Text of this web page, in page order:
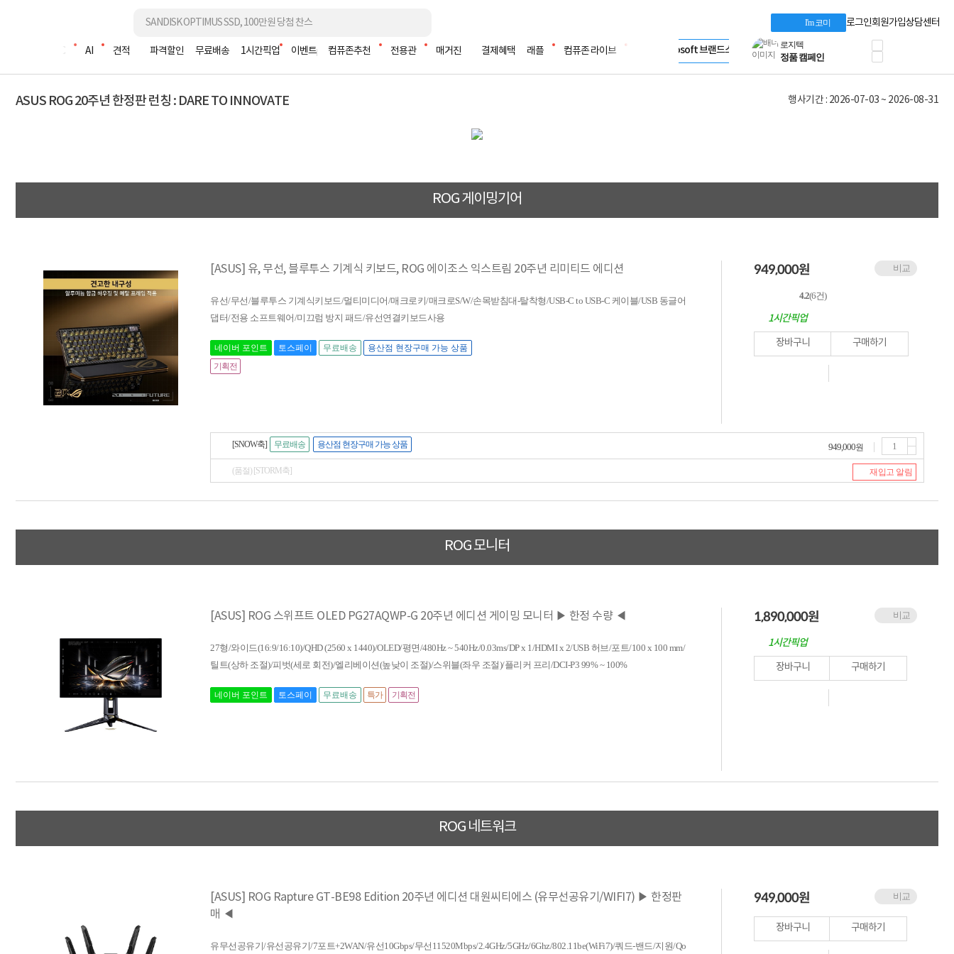
I'm 코미 로그인회원가입상담센터
조립PC AI 견적 파격할인 무료배송 1시간픽업 이벤트 컴퓨존추천 전용관 매거진 결제혜택 래플 컴퓨존 라이브
Microsoft 브랜드스토어
AMD 브랜드스토어
Intel 브랜드스토어
타협 없는 게이밍
HP OMEN
로지텍
정품 캠페인
삼성 키보드&마우스
케이블메이트 3분기
리뷰 Npay 증정
적립금 3% 페이백
시스코 스위칭허브
적립금 페이백!
Dell 구매왕
삼성모니터 여름맞이
AI 업무환경 완성
HP 워크스테이션
HP 프로데스크 4
모든 것을 하나로
프로 에센셜
ASUS ROG 20주년 한정판 런칭 : DARE TO INNOVATE 행사기간 : 2026-07-03 ~ 2026-08-31
ROG 게이밍기어
[ASUS] 유, 무선, 블루투스 기계식 키보드, ROG 에이조스 익스트림 20주년 리미티드 에디션
유선/무선/블루투스 기계식키보드/멀티미디어/매크로키/매크로S/W/손목받침대-탈착형/USB-C to USB-C 케이블/USB 동글어
댑터/전용 소프트웨어/미끄럼 방지 패드/유선연결키보드사용
네이버 포인트 토스페이 무료배송
용산점 현장구매 가능 상품
기획전
비교
949,000원
4.2(6건)
1시간픽업
장바구니 구매하기
[SNOW축] 무료배송 용산점 현장구매 가능 상품 949,000원
(품절) [STORM축] 재입고 알림
ROG 모니터
[ASUS] ROG 스위프트 OLED PG27AQWP-G 20주년 에디션 게이밍 모니터 ▶ 한정 수량 ◀
27형/와이드(16:9/16:10)/QHD (2560 x 1440)/OLED/평면/480Hz ~ 540Hz/0.03ms/DP x 1/HDMI x 2/USB 허브/포트/100 x 100 mm/
틸트(상하 조절)/피벗(세로 회전)/엘리베이션(높낮이 조절)/스위블(좌우 조절)/플리커 프리/DCI-P3 99% ~ 100%
네이버 포인트 토스페이 무료배송 특가 기획전
비교
1,890,000원
1시간픽업
장바구니 구매하기
ROG 네트워크
[ASUS] ROG Rapture GT-BE98 Edition 20주년 에디션 대원씨티에스 (유무선공유기/WIFI7) ▶ 한정판
매 ◀
유무선공유기/유선공유기/7포트+2WAN/유선10Gbps/무선11520Mbps/2.4GHz/5GHz/6Ghz/802.11be(WiFi7)/쿼드-밴드/지원/Qo
비교
949,000원
장바구니 구매하기